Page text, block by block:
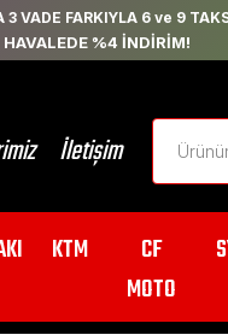
3 VADE FARKIYLA 6 ve 9
HAVALEDE %4 İNDİRİM!
İletişim
KTM
CF
MOTO